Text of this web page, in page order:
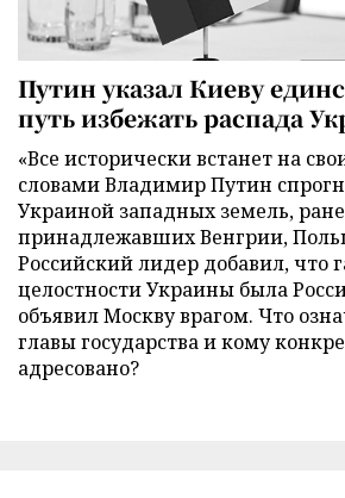
Путин указал Киеву
путь избежать распада
«Все исторически встанет на
словами Владимир Путин
Украиной западных земель,
принадлежавших Венгрии,
Российский лидер добавил, что
целостности Украины была
объявил Москву врагом. Что
главы государства и кому
адресовано?